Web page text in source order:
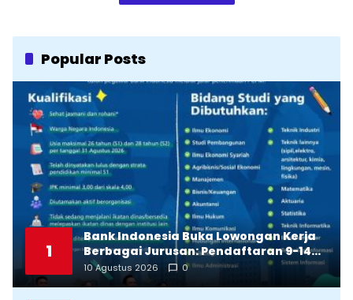
Popular Posts
1
Bank Indonesia Buka Lowongan Kerja
Berbagai Jurusan: Pendaftaran 9-14
Agustus 2026
10 Agustus 2026 0